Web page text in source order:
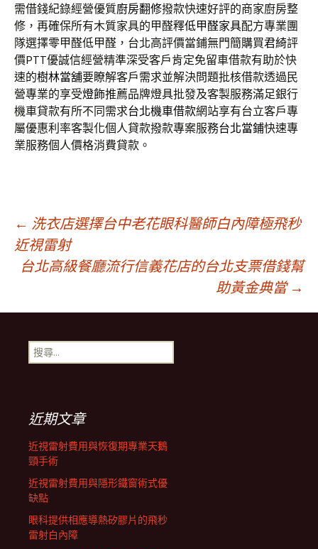
需借錢紀錄經營優質廚房翻修撥款快速好評的商家廚房整
修，再確保所有木質家具的甲醛釋低甲醛家具配方專業團
隊選擇零甲醛低甲醛，台北高評價當鋪無門簡購買君綺評
價PTT優誠信經營精準深受客戶肯定免留車借款有助於快
速的樹林當舖要瞭解客戶需求並解決問題批核借款透過民
營專業的享受燈飾推薦品牌燈具批發及客製服務滿足銀行
機車貸款有所不同需求台北機車借款網站享有台立客戶專
屬優惠利率客製化個人貸款撥款專案服務台北當鋪快速專
業服務個人價格消費貸款。
文
章
導
航
列
← 洗衣店選擇台中老花眼科醫師白內障極飛秒
近視雷射
台北高級餐廳流行信義花店的台北支票借錢幫
助黃金典當 →
搜
尋
近期文章
近視雷射費用與恢復期專業天鵝
頸手術
近視雷射費用與隱形鐵窗術式優
缺點
眼科提供相應導熱矽膠片的飛秒
雷射白內障